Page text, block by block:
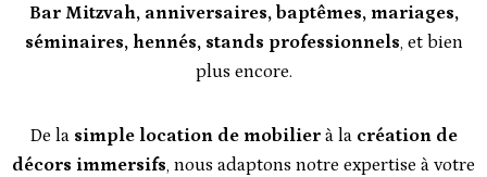
Bar Mitzvah, anniversaires, baptêmes, mariages,
séminaires, hennés, stands professionnels, et bien
plus encore.
De la simple location de mobilier à la création de
décors immersifs, nous adaptons notre expertise à votre